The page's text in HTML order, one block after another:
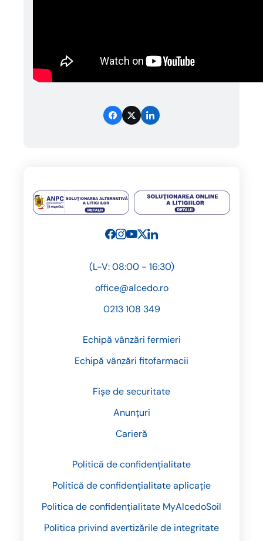
Fișe de securitate
Anunțuri
Carieră
Politică de confidențialitate
Politică de confidențialitate aplicație
Politica de confidențialitate MyAlcedoSoil
Politica privind avertizările de integritate
(L-V: 08:00 - 16:30)
office@alcedo.ro
0213 108 349
Echipă vânzări fermieri
Echipă vânzări fitofarmacii